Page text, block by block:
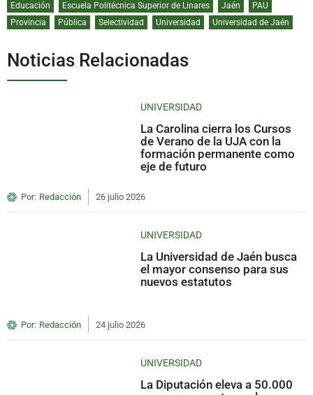
Educación Escuela Politécnica Superior de Linares Jaén
PAU
Provincia
Pública Selectividad Universidad Universidad de Jaén
Noticias Relacionadas
UNIVERSIDAD
La Carolina cierra los Cursos
de Verano de la UJA con la
formación permanente como
eje de futuro
Por: Redacción 26 julio 2026
UNIVERSIDAD
La Universidad de Jaén busca
el mayor consenso para sus
nuevos estatutos
Por: Redacción 24 julio 2026
UNIVERSIDAD
La Diputación eleva a 50.000